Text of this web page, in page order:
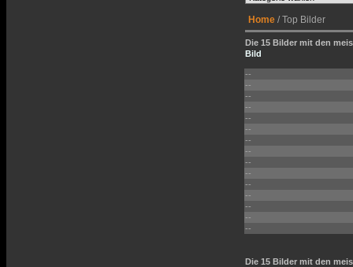
Home / Top Bilder
Die 15 Bilder mit den
Bild
--
--
--
--
--
--
--
--
--
--
--
--
--
--
--
Die 15 Bilder mit den